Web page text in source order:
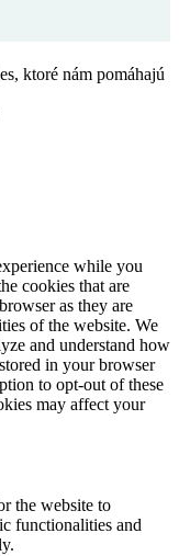
ktoré nám pomáhajú
while you
cookies that are
as they are
of the website. We
and understand how
in your browser
to opt-out of these
may affect your
the website to
functionalities and